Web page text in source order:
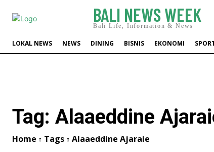
BALI NEWS WEEK
Bali Life, Information & News
LOKAL NEWS NEWS DINING BISNIS EKONOMI
Tag: Alaaeddine
Home Tags Alaaeddine Ajaraie